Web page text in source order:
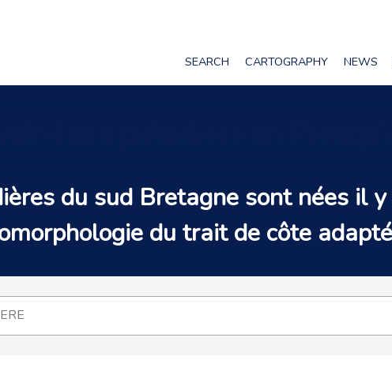
SEARCH CARTOGRAPHY NEWS
du sud Bretagne sont nées il
du trait de côte